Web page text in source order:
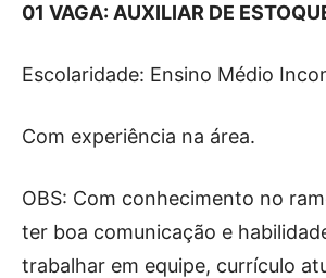
01 VAGA: AUXILIAR DE
Escolaridade: Ensino Médio
Com experiência na área.
OBS: Com conhecimento no
ter boa comunicação e
trabalhar em equipe, currículo